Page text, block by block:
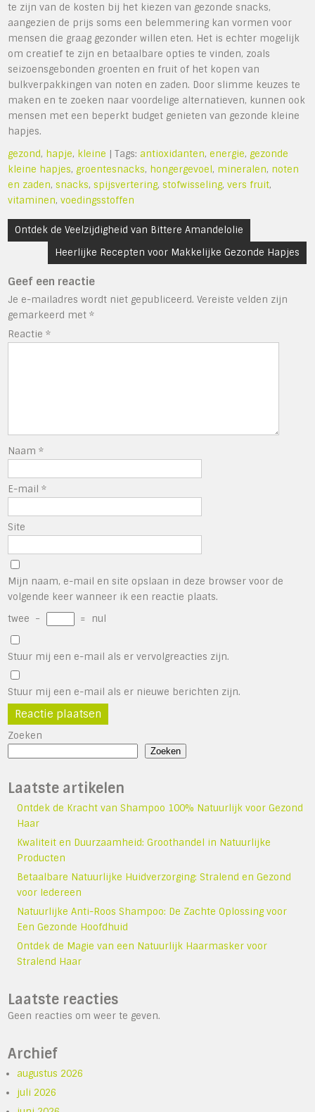
te zijn van de kosten bij het kiezen van gezonde snacks,
aangezien de prijs soms een belemmering kan vormen voor
mensen die graag gezonder willen eten. Het is echter mogelijk
om creatief te zijn en betaalbare opties te vinden, zoals
seizoensgebonden groenten en fruit of het kopen van
bulkverpakkingen van noten en zaden. Door slimme keuzes te
maken en te zoeken naar voordelige alternatieven, kunnen ook
mensen met een beperkt budget genieten van gezonde kleine
hapjes.
gezond, hapje, kleine | Tags: antioxidanten,energie,gezonde
kleine hapjes,groentesnacks, hongergevoel, mineralen, noten
en zaden,snacks,spijsvertering,stofwisseling,vers fruit,
vitaminen,voedingsstoffen
Bericht
navigatie
Ontdek de Veelzijdigheid van Bittere Amandelolie
Heerlijke Recepten voor Makkelijke Gezonde Hapjes
Geef een reactie
Je e-mailadres wordt niet gepubliceerd. Vereiste velden zijn
gemarkeerd met*
Reactie*
Naam*
E-mail*
Site
Mijn naam, e-mail en site opslaan in deze browser voor de
volgende keer wanneer ik een reactie plaats.
twee − = nul
Stuur mij een e-mail als er vervolgreacties zijn.
Stuur mij een e-mail als er nieuwe berichten zijn.
Zoeken
Zoeken
Laatste artikelen
Ontdek de Kracht van Shampoo 100% Natuurlijk voor Gezond
Haar
Kwaliteit en Duurzaamheid: Groothandel in Natuurlijke
Producten
Betaalbare Natuurlijke Huidverzorging: Stralend en Gezond
voor Iedereen
Natuurlijke Anti-Roos Shampoo: De Zachte Oplossing voor
Een Gezonde Hoofdhuid
Ontdek de Magie van een Natuurlijk Haarmasker voor
Stralend Haar
Laatste reacties
Geen reacties om weer te geven.
Archief
augustus 2026
juli 2026